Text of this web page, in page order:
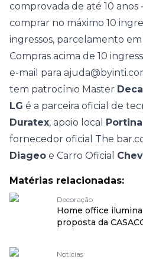
comprovada de até 10 anos
comprar no máximo 10
ingressos, parcelamento em
Compras acima de 10
e-mail para
tem patrocínio Master Deca
LG é a parceira oficial de
Duratex, apoio local
fornecedor oficial The
Diageo e Carro Oficial
Matérias relacionadas:
Decoração
Home office
proposta da
Notícias